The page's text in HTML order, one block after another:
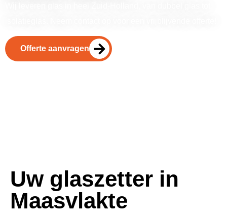
Offerte aanvragen
Uw glaszetter in
Maasvlakte